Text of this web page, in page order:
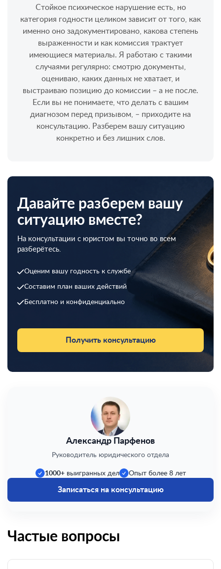
Стойкое психическое нарушение есть, но
категория годности целиком зависит от того, как
именно оно задокументировано, какова степень
выраженности и как комиссия трактует
имеющиеся материалы. Я работаю с такими
случаями регулярно: смотрю документы,
оцениваю, каких данных не хватает, и
выстраиваю позицию до комиссии – а не после.
Если вы не понимаете, что делать с вашим
диагнозом перед призывом, – приходите на
консультацию. Разберем вашу ситуацию
конкретно и без лишних слов.
Давайте разберем вашу
ситуацию вместе?
На консультации с юристом вы точно во всем
разберётесь.
Оценим вашу годность к службе
Составим план ваших действий
Бесплатно и конфиденциально
Получить консультацию
Александр Парфенов
Руководитель юридического отдела
1000+выигранных дел Опыт более 8 лет
Записаться на консультацию
Частые вопросы